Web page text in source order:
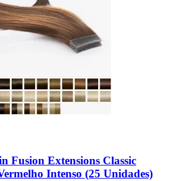
Fusion Extensions Classic
Intenso (25 Unidades)